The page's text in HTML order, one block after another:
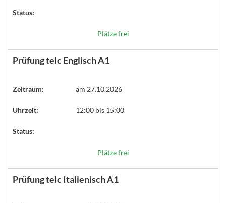
Status:
Plätze frei
Prüfung telc Englisch A1
Zeitraum: am 27.10.2026
Uhrzeit: 12:00 bis 15:00
Status:
Plätze frei
Prüfung telc Italienisch A1